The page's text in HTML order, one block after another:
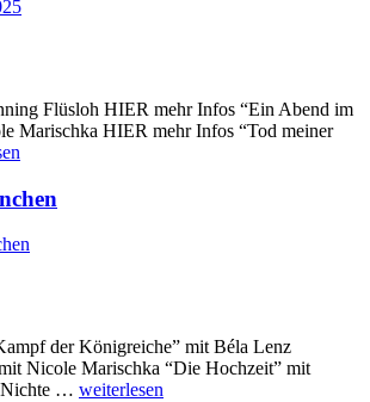
Flüsloh HIER mehr Infos “Ein Abend im
Marischka HIER mehr Infos “Tod meiner
der Königreiche” mit Béla Lenz
Nicole Marischka “Die Hochzeit” mit
Nichte … „42.
weiterlesen